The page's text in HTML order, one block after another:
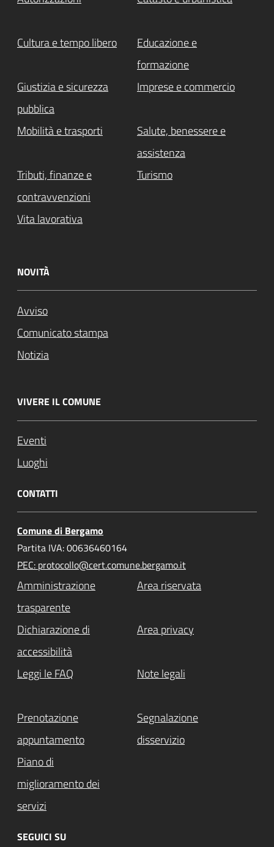
Cultura e tempo libero
Educazione e
formazione
Giustizia e sicurezza
pubblica
Imprese e commercio
Mobilità e trasporti
Salute, benessere e
assistenza
Tributi, finanze e
contravvenzioni
Turismo
Vita lavorativa
NOVITÀ
Avviso
Comunicato stampa
Notizia
VIVERE IL COMUNE
Eventi
Luoghi
CONTATTI
Comune di Bergamo
Partita IVA: 00636460164
PEC: protocollo@cert.comune.bergamo.it
Amministrazione
trasparente
Area riservata
Dichiarazione di
accessibilità
Area privacy
Leggi le FAQ Note legali
Prenotazione
appuntamento
Segnalazione
disservizio
Piano di
miglioramento dei
servizi
SEGUICI SU